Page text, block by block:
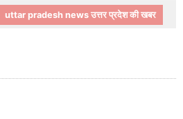
uttar pradesh news उत्तर प्रदेश की खबर